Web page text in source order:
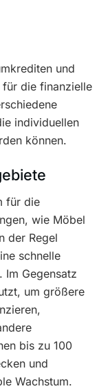
und
für die finanzielle
individuellen
können.
für die
wie Möbel
der Regel
schnelle
Gegensatz
um größere
bis zu 100
und
Wachstum.